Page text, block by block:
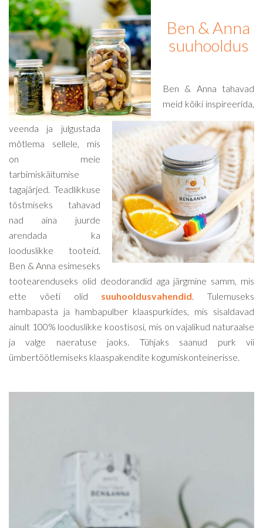
Ben & Anna
suuhooldus
Ben & Anna tahavad
meid kõiki inspireerida,
veenda ja julgustada
mõtlema sellele, mis
on meie
tarbimiskäitumise
tagajärjed. Teadlikkuse
tõstmiseks tahavad
nad aina juurde
arendada ka
looduslikke tooteid.
Ben & Anna esimeseks
tootearenduseks olid deodorandid aga järgmine samm, mis
ette võeti olid suuhooldusvahendid. Tulemuseks
hambapasta ja hambapulber klaaspurkides, mis sisaldavad
ainult 100% looduslikke koostisosi, mis on vajalikud naturaalse
ja valge naeratuse jaoks. Tühjaks saanud purk vii
ümbertöötlemiseks klaaspakendite kogumiskonteinerisse.